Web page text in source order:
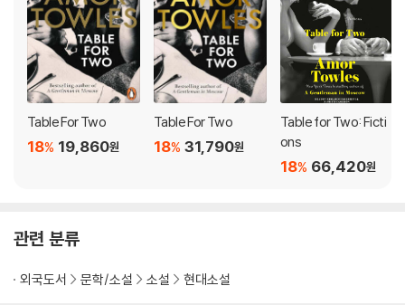
nexpected turns they can take - and somehow Towles m
akes it all seem effortless. As soon as I finished it, I wante
d to read it again'TANA FRENCH
'The best novel I've read in years. Epic and original, mesm
eric and life-affirming, in THE LINCOLN HIGHWAY Amor T
owles takes his unmatched gift for storytelling and puts i
t on the road. Every beautiful paragraph takes the reader
e. This is one of those rare and special books that drive us
home to ourselves'
'With exquisitely drawn characters, beautiful writing and
Table For Two
19,860원
18%
Table For Two
31,790원
18%
Table for Two: Ficti
ons
66,420원
18%
관련 분류
외국도서 문학/소설 소설 현대소설